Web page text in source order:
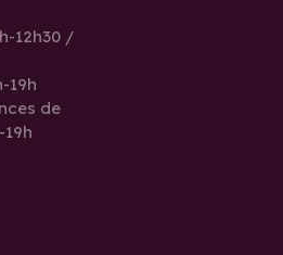
12h30 /
19h
de